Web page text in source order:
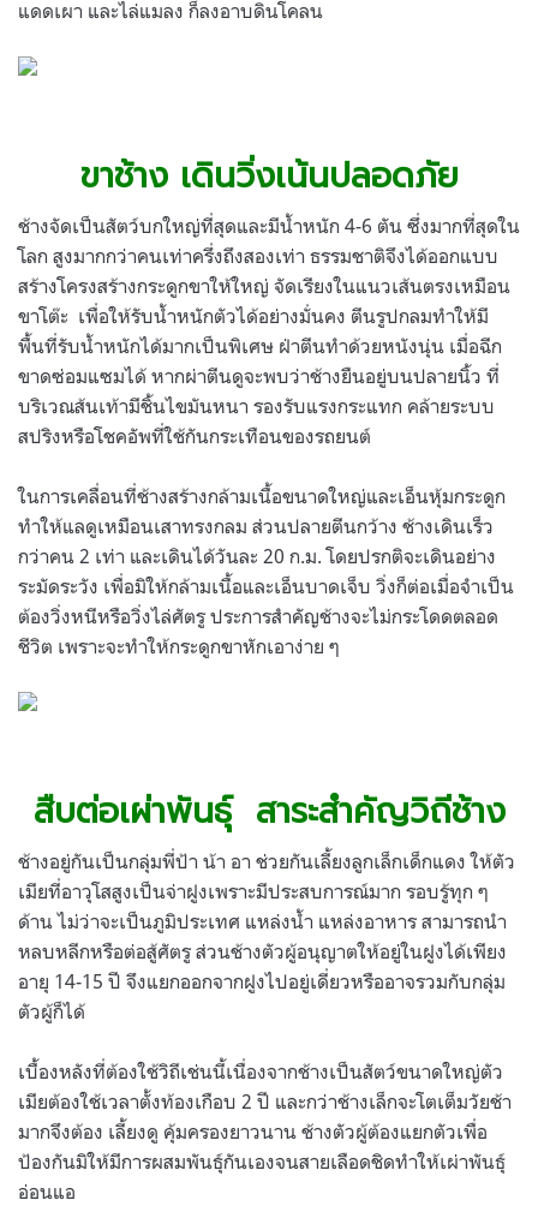
แดดเผา และไล่แมลง ก็ลงอาบดินโคลน
ขาช้าง เดินวิ่งเน้นปลอดภัย
ช้างจัดเป็นสัตว์บกใหญ่ที่สุดและมีน้ำหนัก 4-6 ตัน ซึ่งมากที่สุดใน
โลก สูงมากกว่าคนเท่าครึ่งถึงสองเท่า ธรรมชาติจึงได้ออกแบบ
สร้างโครงสร้างกระดูกขาให้ใหญ่ จัดเรียงในแนวเส้นตรงเหมือน
ขาโต๊ะ เพื่อให้รับน้ำหนักตัวได้อย่างมั่นคง ตีนรูปกลมทำให้มี
พื้นที่รับน้ำหนักได้มากเป็นพิเศษ ฝ่าตีนทำด้วยหนังนุ่น เมื่อฉีก
ขาดซ่อมแซมได้ หากผ่าตีนดูจะพบว่าช้างยืนอยู่บนปลายนิ้ว ที่
บริเวณส้นเท้ามีชิ้นไขมันหนา รองรับแรงกระแทก คล้ายระบบ
สปริงหรือโชคอัพที่ใช้กันกระเทือนของรถยนต์
ในการเคลื่อนที่ช้างสร้างกล้ามเนื้อขนาดใหญ่และเอ็นหุ้มกระดูก
ทำให้แลดูเหมือนเสาทรงกลม ส่วนปลายตีนกว้าง ช้างเดินเร็ว
กว่าคน 2 เท่า และเดินได้วันละ 20 ก.ม. โดยปรกติจะเดินอย่าง
ระมัดระวัง เพื่อมิให้กล้ามเนื้อและเอ็นบาดเจ็บ วิ่งก็ต่อเมื่อจำเป็น
ต้องวิ่งหนีหรือวิ่งไล่ศัตรู ประการสำคัญช้างจะไม่กระโดดตลอด
ชีวิต เพราะจะทำให้กระดูกขาหักเอาง่าย ๆ
สืบต่อเผ่าพันธุ์ สาระสำคัญวิถีช้าง
ช้างอยู่กันเป็นกลุ่มพี่ป้า น้า อา ช่วยกันเลี้ยงลูกเล็กเด็กแดง ให้ตัว
เมียที่อาวุโสสูงเป็นจ่าฝูงเพราะมีประสบการณ์มาก รอบรู้ทุก ๆ
ด้าน ไม่ว่าจะเป็นภูมิประเทศ แหล่งน้ำ แหล่งอาหาร สามารถนำ
หลบหลีกหรือต่อสู้ศัตรู ส่วนช้างตัวผู้อนุญาตให้อยู่ในฝูงได้เพียง
อายุ 14-15 ปี จึงแยกออกจากฝูงไปอยู่เดี่ยวหรืออาจรวมกับกลุ่ม
ตัวผู้ก็ได้
เบื้องหลังที่ต้องใช้วิถีเช่นนี้เนื่องจากช้างเป็นสัตว์ขนาดใหญ่ตัว
เมียต้องใช้เวลาตั้งท้องเกือบ 2 ปี และกว่าช้างเล็กจะโตเต็มวัยช้า
มากจึงต้อง เลี้ยงดู คุ้มครองยาวนาน ช้างตัวผู้ต้องแยกตัวเพื่อ
ป้องกันมิให้มีการผสมพันธุ์กันเองจนสายเลือดชิดทำให้เผ่าพันธุ์
อ่อนแอ